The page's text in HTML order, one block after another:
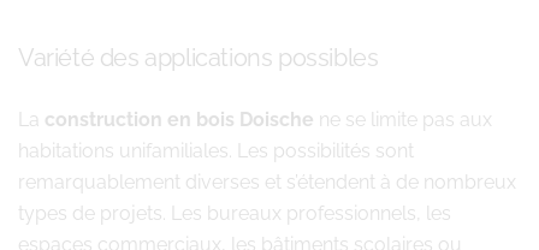
Variété des applications possibles
La construction en bois Doische ne se limite pas aux
habitations unifamiliales. Les possibilités sont
remarquablement diverses et s’étendent à de nombreux
types de projets. Les bureaux professionnels, les
espaces commerciaux, les bâtiments scolaires ou